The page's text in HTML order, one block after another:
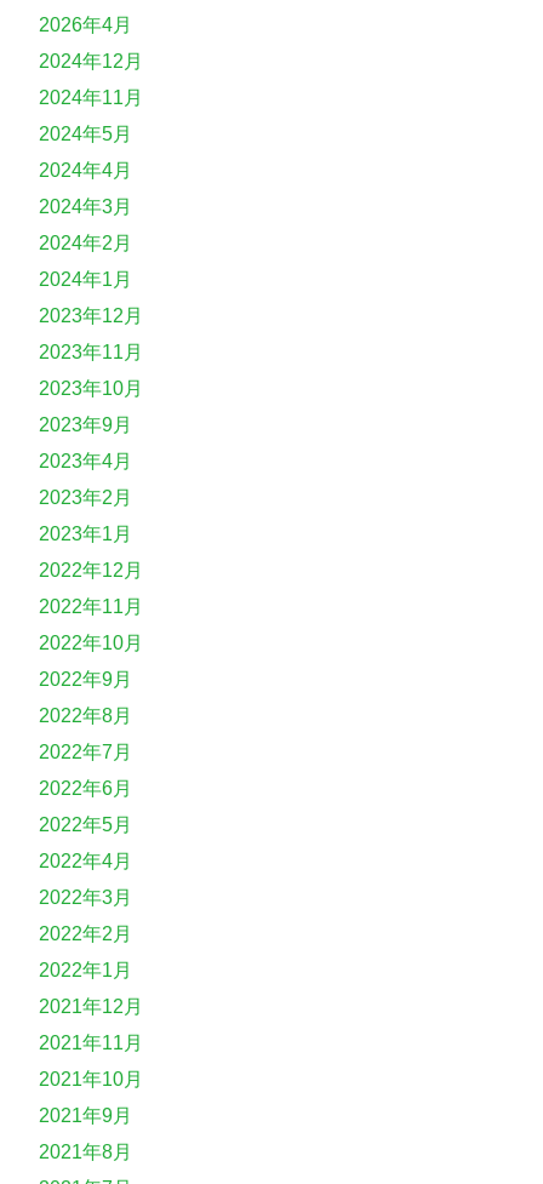
2026年4月
2024年12月
2024年11月
2024年5月
2024年4月
2024年3月
2024年2月
2024年1月
2023年12月
2023年11月
2023年10月
2023年9月
2023年4月
2023年2月
2023年1月
2022年12月
2022年11月
2022年10月
2022年9月
2022年8月
2022年7月
2022年6月
2022年5月
2022年4月
2022年3月
2022年2月
2022年1月
2021年12月
2021年11月
2021年10月
2021年9月
2021年8月